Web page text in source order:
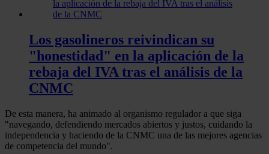
Los gasolineros reivindican su
"honestidad" en la aplicación de la
rebaja del IVA tras el análisis de la
CNMC
De esta manera, ha animado al organismo regulador a que siga
"navegando, defendiendo mercados abiertos y justos, cuidando la
independencia y haciendo de la CNMC una de las mejores agencias
de competencia del mundo".